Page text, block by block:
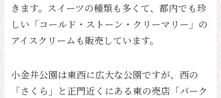
きます。スイーツの種類も多くて、都内でも珍
しい「コールド・ストーン・クリーマリー」の
アイスクリームも販売しています。
小金井公園は東西に広大な公園ですが、西の
「さくら」と正門近くにある東の売店「パーク